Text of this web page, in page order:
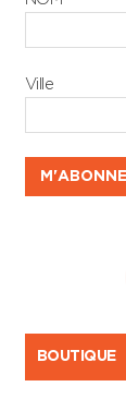
Ville
BOUTIQUE